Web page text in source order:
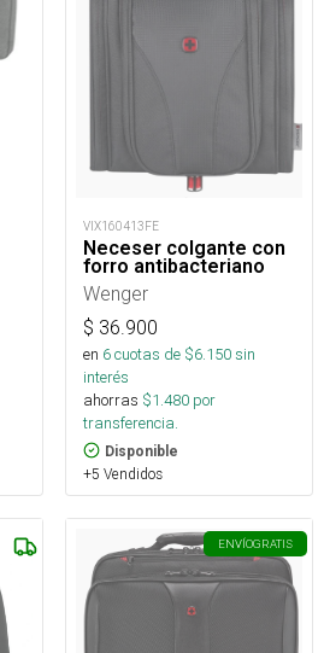
VIX160413FE
Neceser colgante con
forro antibacteriano
Wenger
$ 36.900
en 6cuotas de $6.150sin
interés
ahorras $1.480 por
transferencia.
Disponible
+5 Vendidos
ENVÍOGRATIS